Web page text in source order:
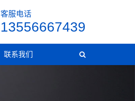
客服电话
13556667439
联系我们